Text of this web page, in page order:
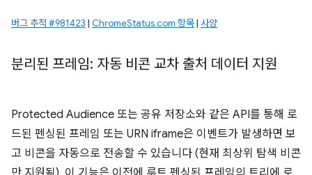
버그 추적 #981423 | ChromeStatus.com 항목| 사양
분리된 프레임: 자동 비콘 교차 출처 데이터 지원
Protected Audience 또는 공유 저장소와 같은 API를 통해 로
드된 펜싱된 프레임 또는 URN iframe은 이벤트가 발생하면 보
고 비콘을 자동으로 전송할 수 있습니다 (현재 최상위 탐색 비콘